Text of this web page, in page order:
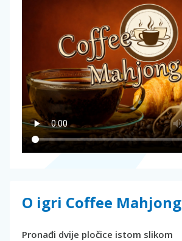
O igri Coffee Mahjong
Pronađi dvije pločice istom slikom